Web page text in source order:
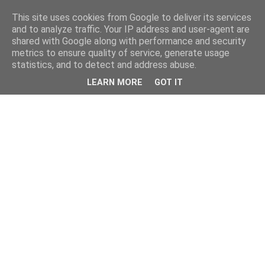
This site uses cookies from Google to deliver its services
and to analyze traffic. Your IP address and user-agent are
shared with Google along with performance and security
metrics to ensure quality of service, generate usage
statistics, and to detect and address abuse.
LEARN MORE GOT IT